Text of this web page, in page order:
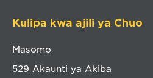
Kulipa kwa ajili ya Chuo
Masomo
529 Akaunti ya Akiba